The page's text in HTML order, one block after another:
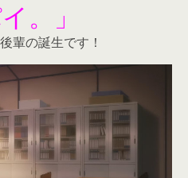
。」
輩の誕生です！